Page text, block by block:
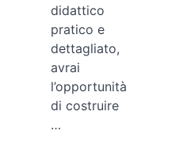
didattico
pratico e
dettagliato,
avrai
l’opportunità
di costruire
…